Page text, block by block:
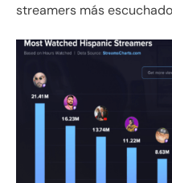
streamers más